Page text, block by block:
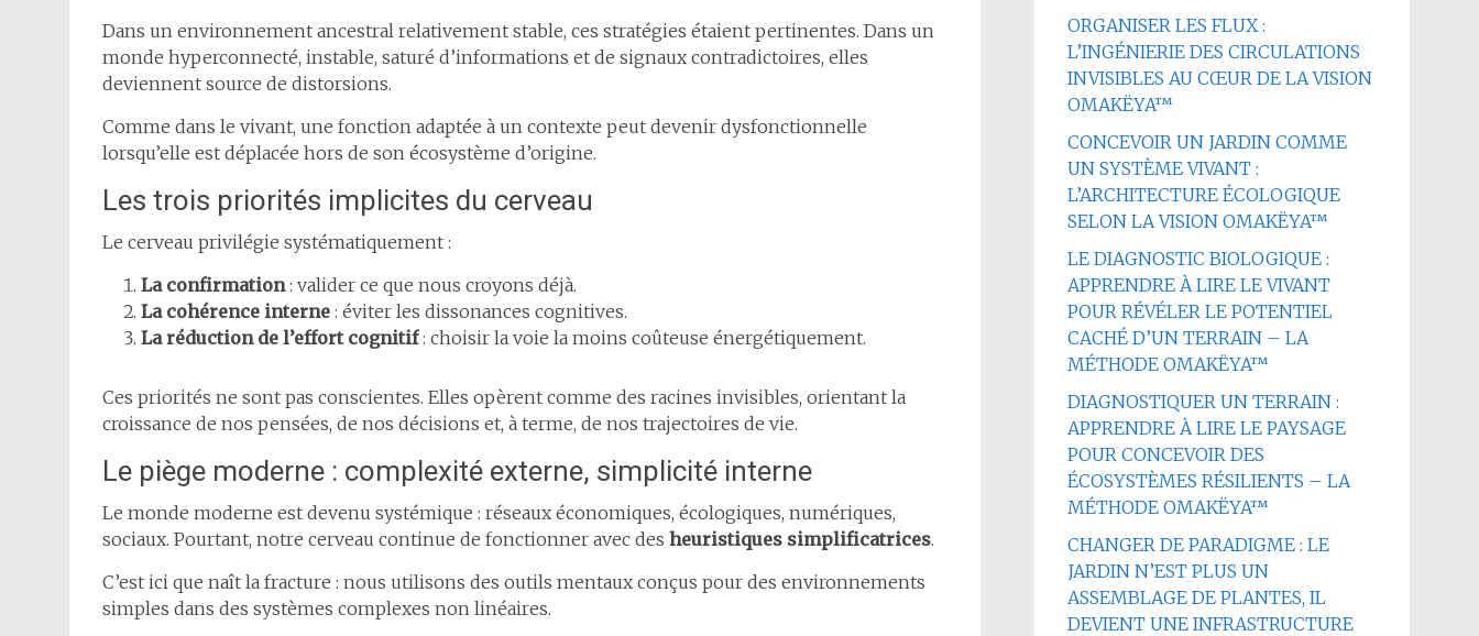
Dans un environnement ancestral relativement stable, ces stratégies étaient pertinentes. Dans un
monde hyperconnecté, instable, saturé d’informations et de signaux contradictoires, elles
deviennent source de distorsions.
Comme dans le vivant, une fonction adaptée à un contexte peut devenir dysfonctionnelle
lorsqu’elle est déplacée hors de son écosystème d’origine.
Les trois priorités implicites du cerveau
Le cerveau privilégie systématiquement :
La confirmation: valider ce que nous croyons déjà.
La cohérence interne : éviter les dissonances cognitives.
La réduction de l’effort cognitif: choisir la voie la moins coûteuse énergétiquement.
Ces priorités ne sont pas conscientes. Elles opèrent comme des racines invisibles, orientant la
croissance de nos pensées, de nos décisions et, à terme, de nos trajectoires de vie.
Le piège moderne : complexité externe, simplicité interne
Le monde moderne est devenu systémique : réseaux économiques, écologiques, numériques,
sociaux. Pourtant, notre cerveau continue de fonctionner avec des heuristiques simplificatrices.
C’est ici que naît la fracture : nous utilisons des outils mentaux conçus pour des environnements
simples dans des systèmes complexes non linéaires.
ORGANISER LES FLUX :
L’INGÉNIERIE DES CIRCULATIONS
INVISIBLES AU CŒUR DE LA VISION
OMAKËYA™
CONCEVOIR UN JARDIN COMME
UN SYSTÈME VIVANT :
L’ARCHITECTURE ÉCOLOGIQUE
SELON LA VISION OMAKËYA™
LE DIAGNOSTIC BIOLOGIQUE :
APPRENDRE À LIRE LE VIVANT
POUR RÉVÉLER LE POTENTIEL
CACHÉ D’UN TERRAIN – LA
MÉTHODE OMAKËYA™
DIAGNOSTIQUER UN TERRAIN :
APPRENDRE À LIRE LE PAYSAGE
POUR CONCEVOIR DES
ÉCOSYSTÈMES RÉSILIENTS – LA
MÉTHODE OMAKËYA™
CHANGER DE PARADIGME : LE
JARDIN N’EST PLUS UN
ASSEMBLAGE DE PLANTES, IL
DEVIENT UNE INFRASTRUCTURE